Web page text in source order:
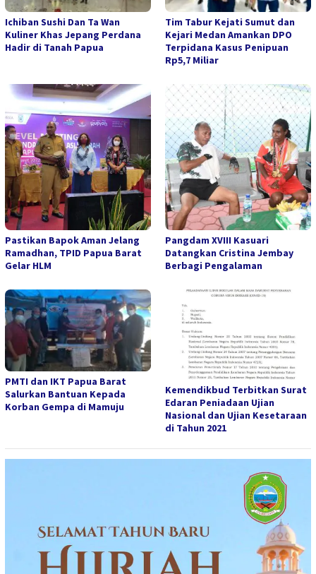
Ichiban Sushi Dan Ta Wan
Kuliner Khas Jepang Perdana
Hadir di Tanah Papua
Tim Tabur Kejati Sumut dan
Kejari Medan Amankan DPO
Terpidana Kasus Penipuan
Rp5,7 Miliar
Pastikan Bapok Aman Jelang
Ramadhan, TPID Papua Barat
Gelar HLM
Pangdam XVIII Kasuari
Datangkan Cristina Jembay
Berbagi Pengalaman
PMTI dan IKT Papua Barat
Salurkan Bantuan Kepada
Korban Gempa di Mamuju
Kemendikbud Terbitkan Surat
Edaran Peniadaan Ujian
Nasional dan Ujian Kesetaraan
di Tahun 2021